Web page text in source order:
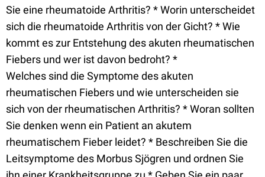
Sie eine rheumatoide Arthritis? * Worin unterscheidet
sich die rheumatoide Arthritis von der Gicht? * Wie
kommt es zur Entstehung des akuten rheumatischen
Fiebers und wer ist davon bedroht? *
Welches sind die Symptome des akuten
rheumatischen Fiebers und wie unterscheiden sie
sich von der rheumatischen Arthritis? * Woran sollten
Sie denken wenn ein Patient an akutem
rheumatischem Fieber leidet? * Beschreiben Sie die
Leitsymptome des Morbus Sjögren und ordnen Sie